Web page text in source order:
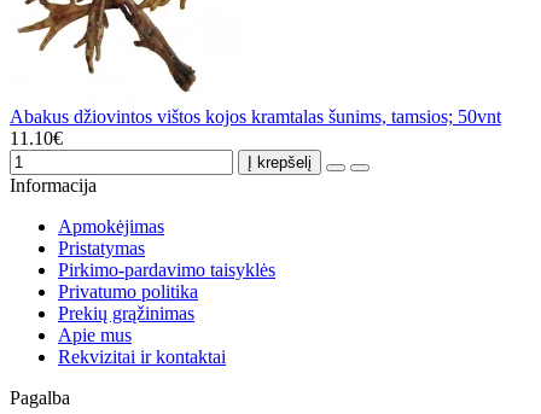
Abakus džiovintos vištos kojos kramtalas šunims, tamsios; 50vnt
11.10€
Į krepšelį
Informacija
Apmokėjimas
Pristatymas
Pirkimo-pardavimo taisyklės
Privatumo politika
Prekių grąžinimas
Apie mus
Rekvizitai ir kontaktai
Pagalba